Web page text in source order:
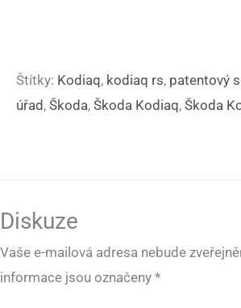
Štítky: Kodiaq, kodiaq rs, patentový
úřad, Škoda, Škoda Kodiaq, Škoda
Diskuze
Vaše e-mailová adresa nebude
informace jsou označeny *